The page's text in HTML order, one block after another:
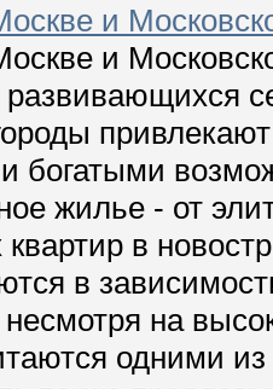
и
и
богатыми
жилье - от
в
в
на
одними